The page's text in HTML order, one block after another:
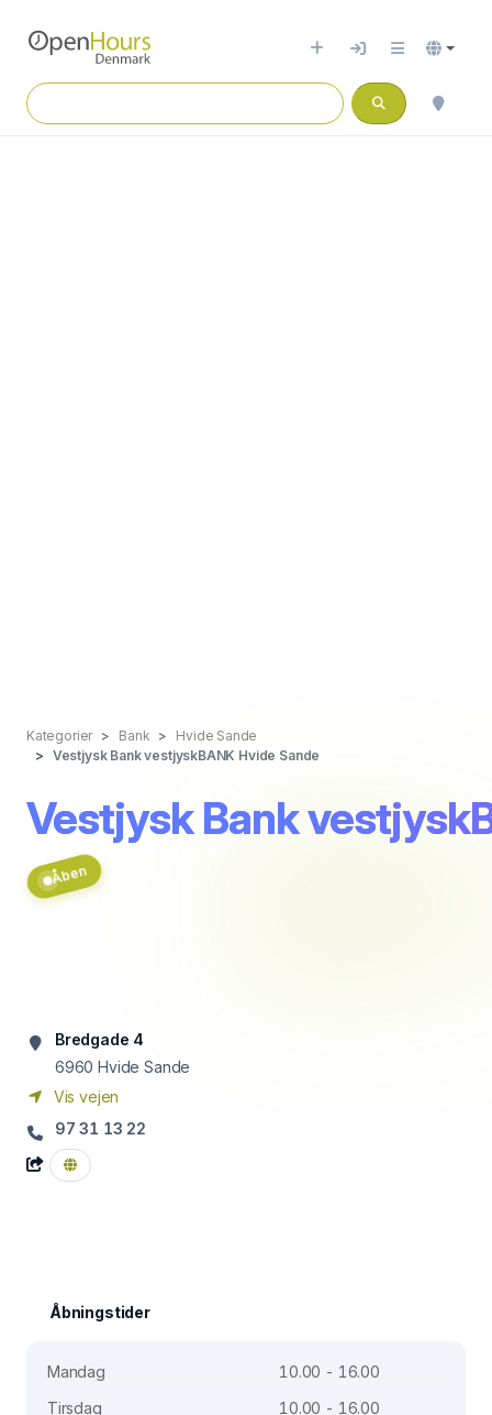
Kategorier Bank
Hvide Sande
Vestjysk Bank vestjyskBANK Hvide Sande
Vestjysk Bank
Åben
Bredgade 4
6960 Hvide Sande
Vis vejen
97 31 13 22
Åbningstider
Mandag
10.00 - 16.00
Tirsdag
10.00 - 16.00